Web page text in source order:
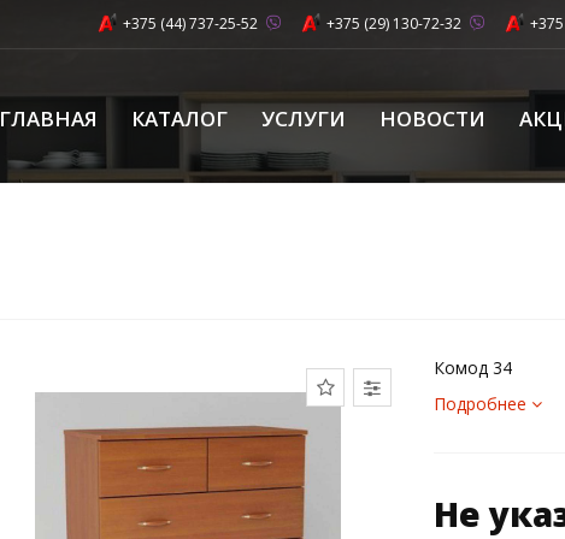
+375 (44) 737-25-52 +375 (29) 130-72-32
ГЛАВНАЯ КАТАЛОГ УСЛУГИ НОВОСТИ
Комод 34
Подробнее
Не